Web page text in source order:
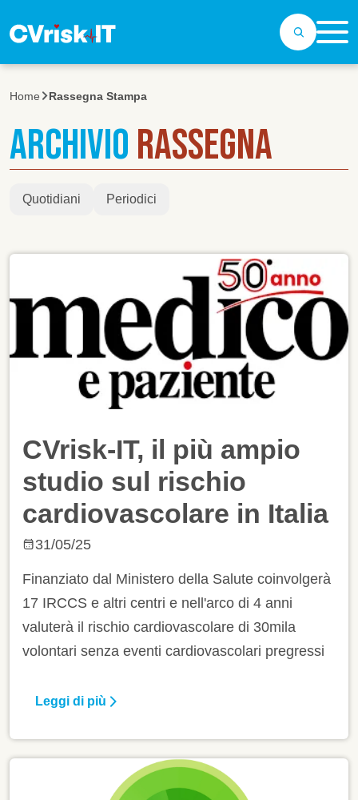
Home Rassegna Stampa
ARCHIVIO RASSEGNA
Quotidiani Periodici
CVrisk-IT, il più ampio
studio sul rischio
cardiovascolare in Italia
31/05/25
Finanziato dal Ministero della Salute coinvolgerà
17 IRCCS e altri centri e nell'arco di 4 anni
valuterà il rischio cardiovascolare di 30mila
volontari senza eventi cardiovascolari pregressi
Leggi di più